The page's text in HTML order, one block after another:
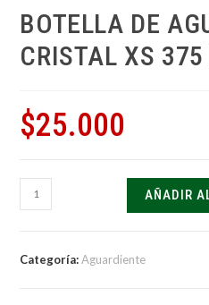
BOTELLA DE
CRISTAL XS
$25.000
AÑADIR
Categoría:Aguardiente